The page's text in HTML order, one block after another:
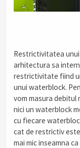
Restrictivitatea
arhitectura sa
restrictivitate fiind
unui waterblock.
vom masura debitul
nici un waterblock
cu fiecare
cat de restrictiv
mai mic inseamna